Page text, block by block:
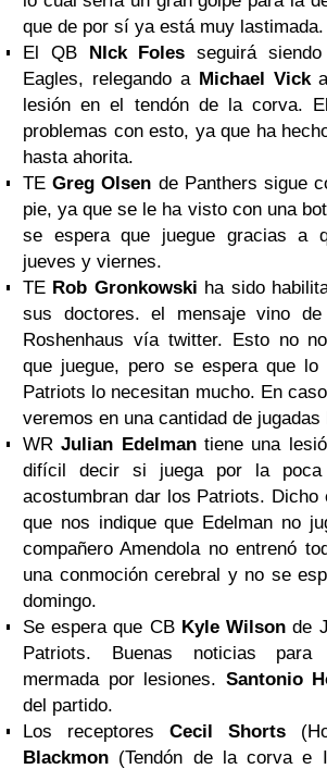
que de por sí ya está muy lastimada.
El QB NIck Foles seguirá
Eagles, relegando a Michael Vicka
lesión en el tendón de la corva.
problemas con esto, ya que ha
hasta ahorita.
TEGreg Olsen de Panthers sigue
pie, ya que se le ha visto con una
se espera que juegue gracias a
jueves y viernes.
TE Rob Gronkowski ha sido
sus doctores. el mensaje vino
Roshenhaus vía twitter. Esto no
que juegue, pero se espera que
Patriots lo necesitan mucho. En
veremos en una cantidad de jugadas
WRJulian Edelmantiene una
difícil decir si juega por la poca
acostumbran dar los Patriots. Dicho
que nos indique que Edelman no
compañero Amendola no entrenó
una conmoción cerebral y no se
domingo.
Se espera que CB Kyle Wilson de
Patriots. Buenas noticias para
mermada por lesiones. Santonio
del partido.
Los receptores Cecil Shorts
Blackmon (Tendón de la corva e